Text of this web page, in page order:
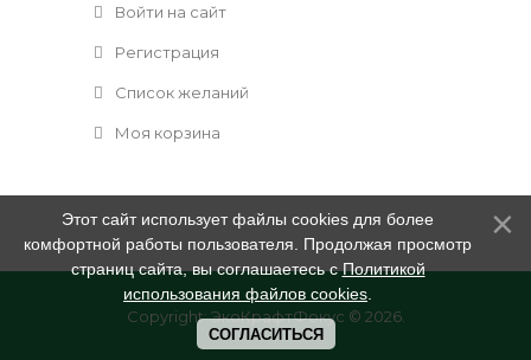
Войти на сайт
Регистрация
Список желаний
Моя корзина
Copyright: ЭкоКрафтФокус © 2026.
Этот сайт использует файлы cookies для более
комфортной работы пользователя. Продолжая просмотр
страниц сайта, вы соглашаетесь сПолитикой
использования файлов cookies
СОГЛАСИТЬСЯ